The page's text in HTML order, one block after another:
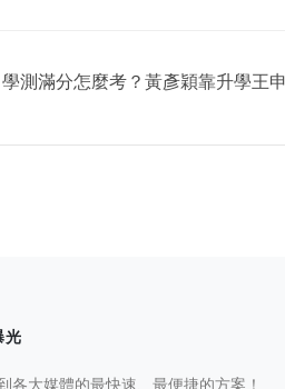
學測滿分怎麼考？黃彥穎靠升學王
光
各大媒體的最快速、最便捷的方案！